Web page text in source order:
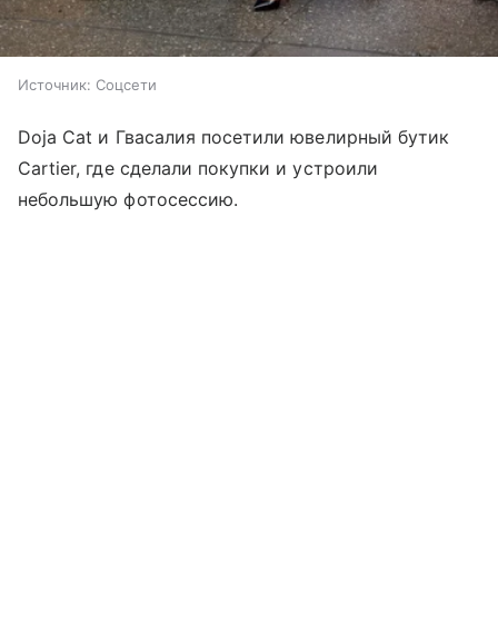
Источник: Соцсети
Doja Cat и Гвасалия посетили ювелирный бутик
Cartier, где сделали покупки и устроили
небольшую фотосессию.